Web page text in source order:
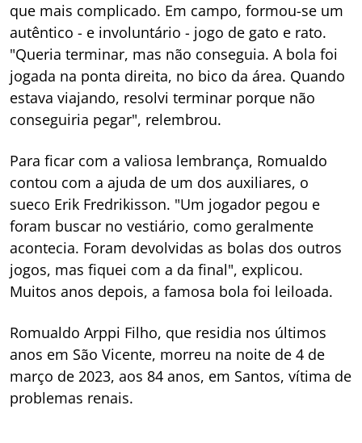
que mais complicado. Em campo, formou-se um
autêntico - e involuntário - jogo de gato e rato.
"Queria terminar, mas não conseguia. A bola foi
jogada na ponta direita, no bico da área. Quando
estava viajando, resolvi terminar porque não
conseguiria pegar", relembrou.
Para ficar com a valiosa lembrança, Romualdo
contou com a ajuda de um dos auxiliares, o
sueco Erik Fredrikisson. "Um jogador pegou e
foram buscar no vestiário, como geralmente
acontecia. Foram devolvidas as bolas dos outros
jogos, mas fiquei com a da final", explicou.
Muitos anos depois, a famosa bola foi leiloada.
Romualdo Arppi Filho, que residia nos últimos
anos em São Vicente, morreu na noite de 4 de
março de 2023, aos 84 anos, em Santos, vítima de
problemas renais.